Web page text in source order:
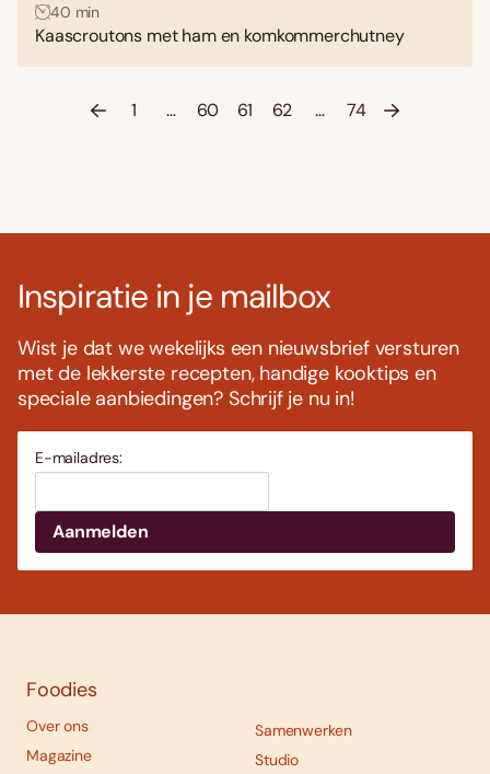
40 min
Kaascroutons met ham en komkommerchutney
1 … 60 61 62 … 74
Inspiratie in je mailbox
Wist je dat we wekelijks een nieuwsbrief versturen
met de lekkerste recepten, handige kooktips en
speciale aanbiedingen? Schrijf je nu in!
E-mailadres:
Foodies
Over ons
Magazine
Samenwerken
Studio